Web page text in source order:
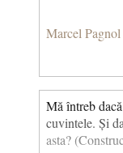
Marcel Pagnol
Mă întreb
cuvintele. Și
asta?